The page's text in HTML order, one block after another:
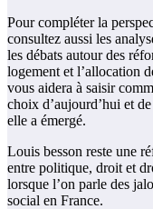
Pour compléter la
consultez aussi les
les débats autour des
logement et l’allocation
vous aidera à saisir
choix d’aujourd’hui et
elle a émergé.
Louis besson reste une
entre politique, droit et
lorsque l’on parle des
social en France.